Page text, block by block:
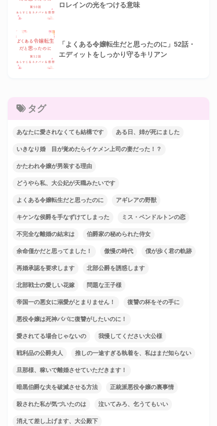
ロレインの光をつける意味
「よくある令嬢転生だと思ったのに」52話・
エディットをしっかり守るキリアン
タグ
あなたに愛されなくても結構です ある日、姉が死にました
いきなり婚 目が覚めたらイケメン上司の妻だった！？
かたわれ令嬢が男装する理由
どうやら私、大公妃が天職みたいです
よくある令嬢転生だと思ったのに アギレアの野獣
キケンな侯爵を手なずけてしまった ミス・ペンドルトンの恋
不完全な離婚の結末は 伯爵家の秘められた侍女
余命僅かだと思ってました！ 傲慢の時代 僕が歩く君の軌跡
再婚承認を要求します 北部公爵を誘惑します
北部戦士の愛しい花嫁 問題な王子様
帝国一の悪女に溺愛がとまりません！ 復讐の杯をその手に
悪役令嬢は死神パパに復讐がしたいのに！
愛されてる場合じゃないの 我慢してください大公様
戦利品の公爵夫人 推しの一途すぎる執着を、私はまだ知らない
旦那様、稼いで離婚させていただきます！
暗黒伯爵な夫を破滅させる方法 正統派悪役令嬢の裏事情
殺された私が気づいたのは 泣いてみろ、乞うてもいい
消えて差し上げます、大公殿下